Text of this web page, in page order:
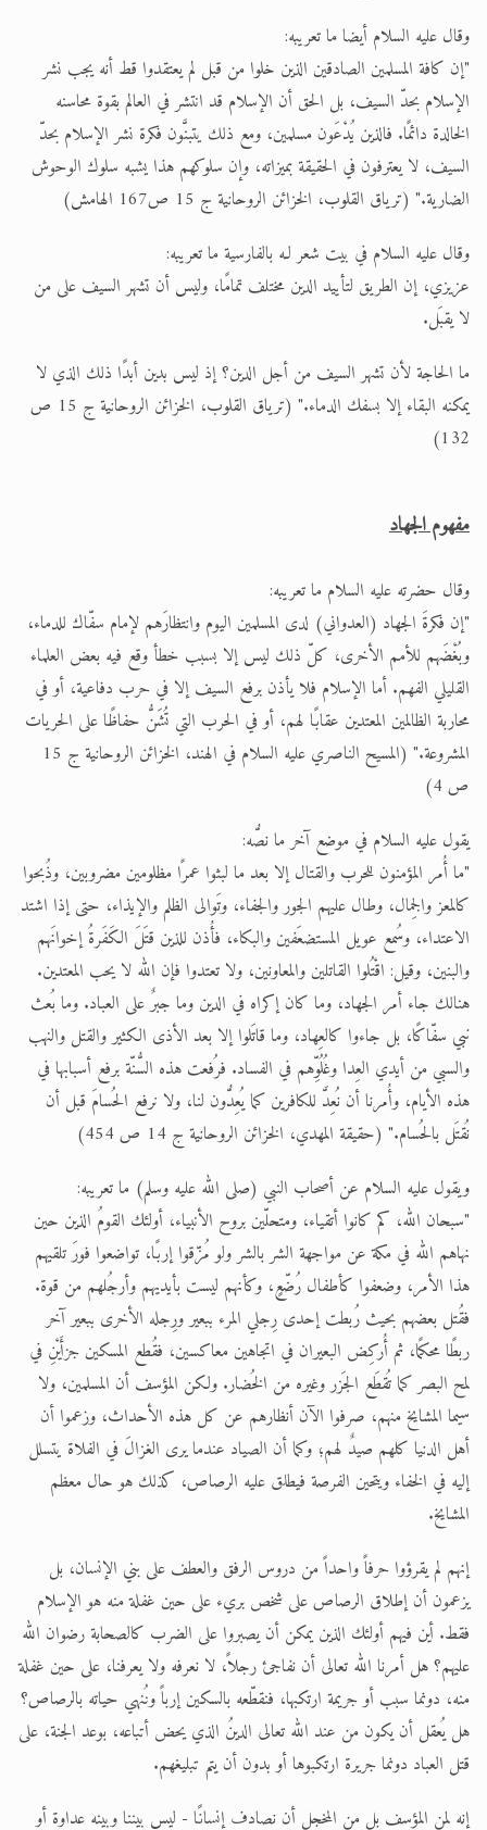
وقال عليه السلام أيضا ما تعريبه:
"إن كافة المسلمين الصادقين الذين خلوا من قبل لم يعتقدوا قط أنه يجب نشر
الإسلام بحدّ السيف، بل الحق أن الإسلام قد انتشر في العالم بقوة محاسنه
الخالدة دائمًا. فالذين يُدْعَون مسلمين، ومع ذلك يتبنَّون فكرة نشر الإسلام بحدّ
السيف، لا يعترفون في الحقيقة بميزاته، وإن سلوكهم هذا يشبه سلوك الوحوش
الضارية." (ترياق القلوب، الخزائن الروحانية ج 15 ص167 الهامش)
وقال عليه السلام في بيت شعر لـه بالفارسية ما تعريبه:
عزيزي، إن الطريق لتأييد الدين مختلف تمامًا، وليس أن تشهر السيف على من
لا يقبَل.
ما الحاجة لأن تشهر السيف من أجل الدين؟ إذ ليس بدين أبدًا ذلك الذي لا
يمكنه البقاء إلا بسفك الدماء." (ترياق القلوب، الخزائن الروحانية ج 15 ص
132)
مفهوم الجهاد
وقال حضرته عليه السلام ما تعريبه:
"إن فكرةَ الجهاد (العدواني) لدى المسلمين اليوم وانتظارَهم لإمام سفّاك للدماء،
وبُغْضَهم للأمم الأخرى، كلّ ذلك ليس إلا بسبب خطأ وقع فيه بعض العلماء
القليلي الفهم. أما الإسلام فلا يأذن برفع السيف إلا في حرب دفاعية، أو في
محاربة الظالمين المعتدين عقابًا لهم، أو في الحرب التي تُشَنُّ حفاظًا على الحريات
المشروعة." (المسيح الناصري عليه السلام في الهند، الخزائن الروحانية ج 15
ص 4)
يقول عليه السلام في موضع آخر ما نصُّه:
"ما أُمر المؤمنون للحرب والقتال إلا بعد ما لبثوا عمرًا مظلومين مضروبين، وذُبحوا
كالمعز والجِمال، وطال عليهم الجور والجفاء، وتَوالى الظلم والإيذاء، حتى إذا اشتد
الاعتداء، وسُمع عويل المستضعَفين والبكاء، فأُذن للذين قتَلَ الكَفَرةُ إخوانَهم
والبنين، وقيل: اقْتُلوا القاتلين والمعاونين، ولا تعتدوا فإن الله لا يحب المعتدين.
هنالك جاء أمر الجهاد، وما كان إكراه في الدين وما جبرٌ على العباد. وما بُعث
نبي سفّاكًا، بل جاءوا كالعِهاد، وما قاتَلوا إلا بعد الأذى الكثير والقتل والنهب
والسبي من أيدي العِدا وغُلُوِّهم في الفساد. فرُفعت هذه السُّنّة برفع أسبابها في
هذه الأيام، وأُمرنا أن نُعِدَّ للكافرين كما يُعِدُّون لنا، ولا نرفع الحُسامَ قبل أن
نُقتَل بالحُسام." (حقيقة المهدي، الخزائن الروحانية ج 14 ص 454)
ويقول عليه السلام عن أصحاب النبي (صلى الله عليه وسلم) ما تعريبه:
"سبحان الله، كم كانوا أتقياء، ومتحلّين بروح الأنبياء، أولئك القومُ الذين حين
نهاهم الله في مكة عن مواجهة الشر بالشر ولو مُزّقوا إربًا، تواضعوا فورَ تلقيهم
هذا الأمر، وضعفوا كأطفال رُضّعٍ، وكأنهم ليست بأيديهم وأرجُلهم من قوة.
فقُتل بعضهم بحيث رُبطت إحدى رِجلي المرء ببعير ورِجله الأخرى ببعير آخر
ربطًا محكمًا، ثم أُركِض البعيران في اتجاهين معاكسين، فقُطع المسكين جزأَيْنِ في
لمح البصر كما تُقطَع الجَزر وغيره من الخُضار. ولكن المؤسف أن المسلمين، ولا
سيما المشايخ منهم، صرفوا الآن أنظارهم عن كل هذه الأحداث، وزعموا أن
أهل الدنيا كلهم صيدٌ لهم؛ وكما أن الصياد عندما يرى الغزالَ في الفلاة يتسلل
إليه في الخفاء ويتحين الفرصة فيطلق عليه الرصاص، كذلك هو حال معظم
المشايخ.
إنهم لم يقرؤوا حرفاً واحداً من دروس الرفق والعطف على بني الإنسان، بل
يزعمون أن إطلاق الرصاص على شخص بريء على حين غفلة منه هو الإسلام
فقط. أين فيهم أولئك الذين يمكن أن يصبروا على الضرب كالصحابة رضوان الله
عليهم؟ هل أمرنا الله تعالى أن نفاجئ رجلاً، لا نعرفه ولا يعرفنا، على حين غفلة
منه، دونما سبب أو جريمة ارتكبها، فنقطّعه بالسكين إرباً ونُنهي حياته بالرصاص؟
هل يُعقل أن يكون من عند الله تعالى الدينُ الذي يحض أتباعه، بوعد الجنة، على
قتل العباد دونما جريرة ارتكبوها أو بدون أن يتم تبليغهم.
إنه لمن المؤسف بل من المخجل أن نصادف إنسانًا - ليس بيننا وبينه عداوة أو